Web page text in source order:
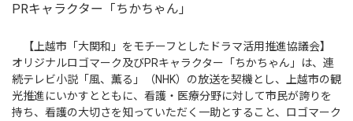
PRキャラクター「ちかちゃん」
【上越市「大関和」をモチーフとしたドラマ活用推進協議会】
オリジナルロゴマーク及びPRキャラクター「ちかちゃん」は、連
続テレビ小説「風、薫る」（NHK）の放送を契機とし、上越市の観
光推進にいかすとともに、看護・医療分野に対して市民が誇りを
持ち、看護の大切さを知っていただく一助とすること、ロゴマーク